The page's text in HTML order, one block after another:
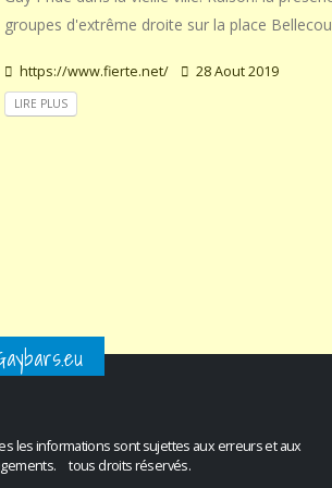
groupes d'extrême droite sur la place
https://www.fierte.net/ 28 Aout 2019
LIRE PLUS
les informations sont sujettes aux erreurs et aux
tous droits réservés.